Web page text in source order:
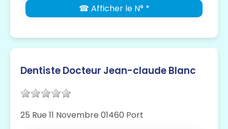
☎ Afficher le N° *
Dentiste Docteur Jean-claude Blanc
25 Rue 11 Novembre 01460 Port